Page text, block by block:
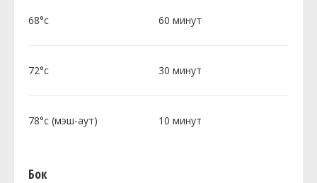
68°c 60 минут
72°c 30 минут
78°c (мэш-аут) 10 минут
Бок